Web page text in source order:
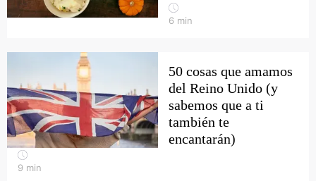
6 min
50 cosas que amamos
del Reino Unido (y
sabemos que a ti
también te
encantarán)
9 min